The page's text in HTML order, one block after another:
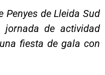
Penyes de Lleida Sud
de actividad
fiesta de gala con